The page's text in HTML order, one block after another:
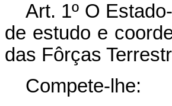
Art. 1º O
de estudo e
das Fôrças
Compete-lhe: